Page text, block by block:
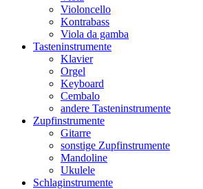
Violoncello
Kontrabass
Viola da gamba
Tasteninstrumente
Klavier
Orgel
Keyboard
Cembalo
andere Tasteninstrumente
Zupfinstrumente
Gitarre
sonstige Zupfinstrumente
Mandoline
Ukulele
Schlaginstrumente